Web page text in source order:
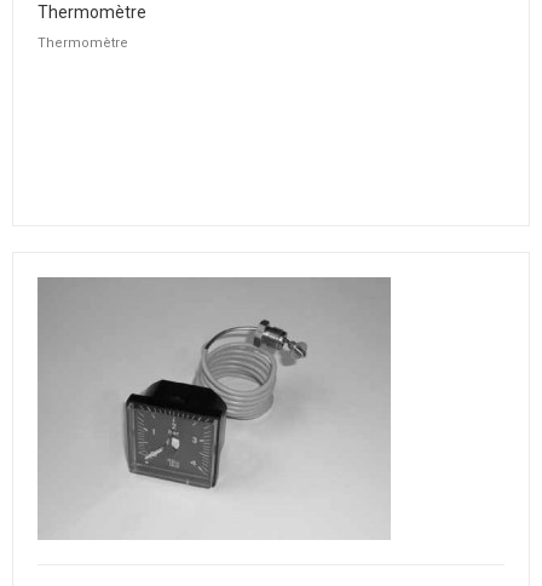
Thermomètre
Thermomètre